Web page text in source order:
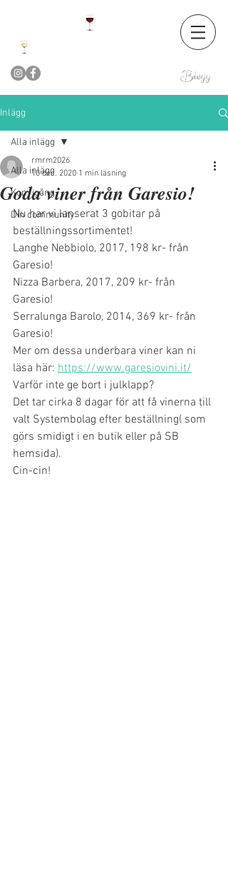
Blogg
Inlägg
Alla inlägg
Kom igång
Din community
Alla inlägg
Goda viner från Garesio!
rmrm2026
10 dec. 2020 1 min läsning
Nu har vi lanserat 3 gobitar på
beställningssortimentet!
Langhe Nebbiolo, 2017, 198 kr- från
Garesio!
Nizza Barbera, 2017, 209 kr- från
Garesio!
Serralunga Barolo, 2014, 369 kr- från
Garesio!
Mer om dessa underbara viner kan ni
läsa här: https://www.garesiovini.it/
Varför inte ge bort i julklapp?
Det tar cirka 8 dagar för att få vinerna till
valt Systembolag efter beställning( som
görs smidigt i en butik eller på SB
hemsida).
Cin-cin!